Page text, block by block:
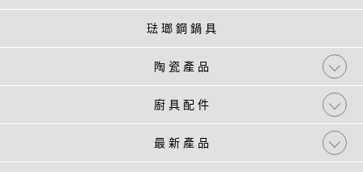
琺 瑯 鋼 鍋 具
陶 瓷 產 品
廚 具 配 件
最 新 產 品